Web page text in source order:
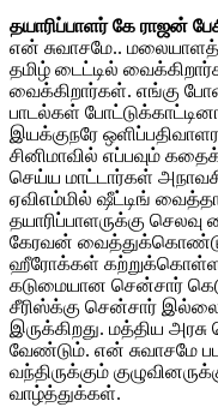
தயாரிப்பாளர் கே ராஜன்
என் சுவாசமே..
தமிழ் டைட்டில்
வைக்கிறார்கள். எங்கு
பாடல்கள்
இயக்குநரே
சினிமாவில் எப்பவும்
செய்ய மாட்டார்கள்
ஏவிஎம்மில் ஷீட்டிங்
தயாரிப்பாளருக்கு
கேரவன்
ஹீரோக்கள் கற்றுக்கொள்ள
கடுமையான சென்சார்
சீரிஸ்க்கு சென்சார்
இருக்கிறது. மத்திய
வேண்டும். என் சுவாசமே
வந்திருக்கும்
வாழ்த்துக்கள்.